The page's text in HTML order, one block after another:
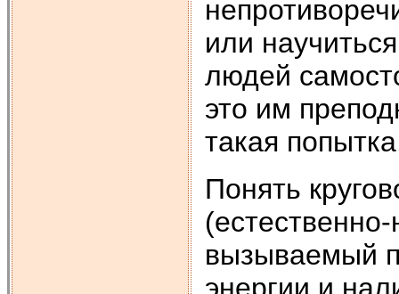
или
людей
это им
такая
Понять
вызываемый
энергии и